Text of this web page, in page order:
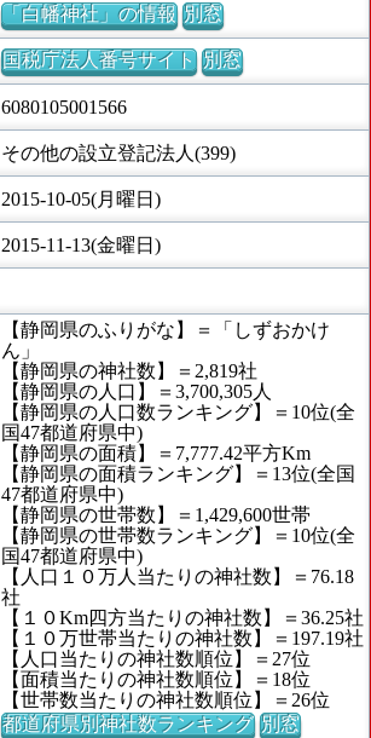
「白幡神社」の情報 別窓
国税庁法人番号サイト 別窓
6080105001566
その他の設立登記法人(399)
2015-10-05(月曜日)
2015-11-13(金曜日)
【静岡県のふりがな】＝「しずおかけ
ん」
【静岡県の神社数】＝2,819社
【静岡県の人口】＝3,700,305人
【静岡県の人口数ランキング】＝10位(全
国47都道府県中)
【静岡県の面積】＝7,777.42平方Km
【静岡県の面積ランキング】＝13位(全国
47都道府県中)
【静岡県の世帯数】＝1,429,600世帯
【静岡県の世帯数ランキング】＝10位(全
国47都道府県中)
【人口１０万人当たりの神社数】＝76.18
社
【１０Km四方当たりの神社数】＝36.25社
【１０万世帯当たりの神社数】＝197.19社
【人口当たりの神社数順位】＝27位
【面積当たりの神社数順位】＝18位
【世帯数当たりの神社数順位】＝26位
都道府県別神社数ランキング 別窓